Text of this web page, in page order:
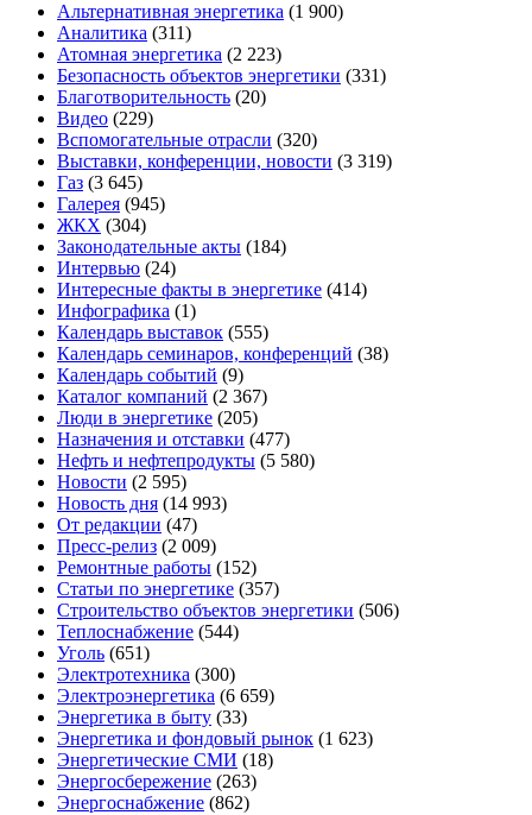
Альтернативная энергетика (1 900)
Аналитика (311)
Атомная энергетика (2 223)
Безопасность объектов энергетики (331)
Благотворительность (20)
Видео (229)
Вспомогательные отрасли (320)
Выставки, конференции, новости (3 319)
Газ (3 645)
Галерея (945)
ЖКХ (304)
Законодательные акты (184)
Интервью (24)
Интересные факты в энергетике (414)
Инфографика (1)
Календарь выставок (555)
Календарь семинаров, конференций (38)
Календарь событий (9)
Каталог компаний (2 367)
Люди в энергетике (205)
Назначения и отставки (477)
Нефть и нефтепродукты (5 580)
Новости (2 595)
Новость дня (14 993)
От редакции (47)
Пресс-релиз (2 009)
Ремонтные работы (152)
Статьи по энергетике (357)
Строительство объектов энергетики (506)
Теплоснабжение (544)
Уголь (651)
Электротехника (300)
Электроэнергетика (6 659)
Энергетика в быту (33)
Энергетика и фондовый рынок (1 623)
Энергетические СМИ (18)
Энергосбережение (263)
Энергоснабжение (862)